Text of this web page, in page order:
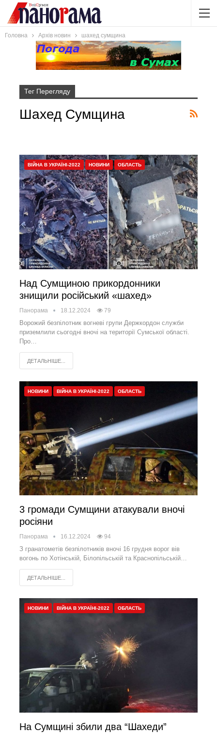
Головна Архів новин шахед сумщина
Тег Перегляду
Шахед Сумщина
ВІЙНА В УКРАЇНІ-2022 НОВИНИ ОБЛАСТЬ
Над Сумщиною прикордонники
знищили російський «шахед»
Панорама 18.12.2024 79
Ворожий безпілотник вогневі групи Держкордон служби
приземлили сьогодні вночі на території Сумської області.
Про…
ДЕТАЛЬНІШЕ...
НОВИНИ ВІЙНА В УКРАЇНІ-2022 ОБЛАСТЬ
3 громади Сумщини атакували вночі
росіяни
Панорама 16.12.2024 94
З гранатометів безпілотників вночі 16 грудня ворог вів
вогонь по Хотінській, Білопільській та Краснопільській…
ДЕТАЛЬНІШЕ...
НОВИНИ ВІЙНА В УКРАЇНІ-2022 ОБЛАСТЬ
На Сумщині збили два “Шахеди”